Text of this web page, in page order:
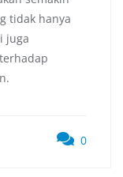
tidak hanya
juga
0